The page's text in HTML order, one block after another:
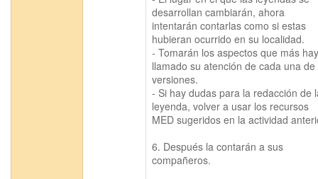
desarrollan cambiarán, ahora
intentarán contarlas como si estas
hubieran ocurrido en su localidad.
- Tomarán los aspectos que más
llamado su atención de cada una de
versiones.
- Si hay dudas para la redacción de
leyenda, volver a usar los recursos
MED sugeridos en la actividad
6. Después la contarán a sus
compañeros.